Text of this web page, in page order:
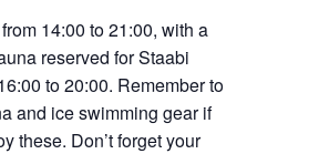
14:00 to 21:00, with a
reserved for Staabi
to 20:00. Remember to
and ice swimming gear if
these. Don’t forget your